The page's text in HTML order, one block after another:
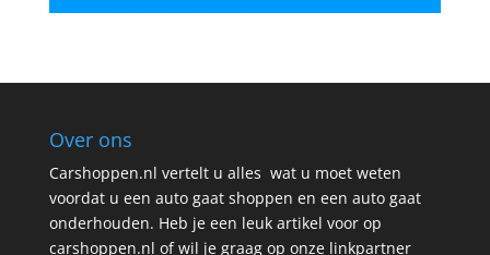
Over ons
Carshoppen.nl vertelt u alles wat u moet weten
voordat u een auto gaat shoppen en een auto gaat
onderhouden. Heb je een leuk artikel voor op
carshoppen.nl of wil je graag op onze linkpartner